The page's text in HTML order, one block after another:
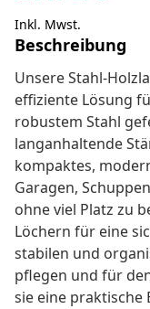
Inkl. Mwst.
Beschreibung
Unsere Stahl-
effiziente Lösung
robustem Stahl
langanhaltende
kompaktes,
Garagen,
ohne viel Platz zu
Löchern für eine
stabilen und
pflegen und für
sie eine praktische